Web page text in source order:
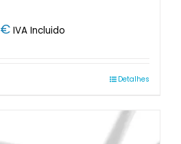
€Price
IVA Incluido
Detalhes